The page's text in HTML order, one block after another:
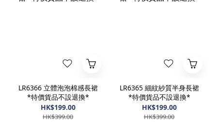
LR6366 立體泡泡棉感長裙
*特價貨品不設退換*
HK$199.00
HK$399.00
LR6365 細紋紗質半身長裙
*特價貨品不設退換*
HK$199.00
HK$399.00